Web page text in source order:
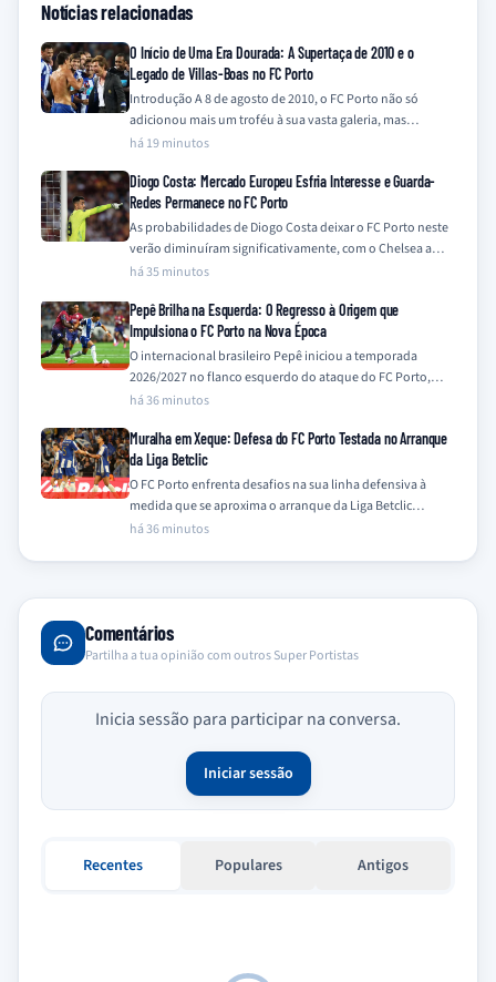
Notícias relacionadas
O Início de Uma Era Dourada: A Supertaça de 2010 e o
Legado de Villas-Boas no FC Porto
Introdução A 8 de agosto de 2010, o FC Porto não só
adicionou mais um troféu à sua vasta galeria, mas
também…
há 19 minutos
Diogo Costa: Mercado Europeu Esfria Interesse e Guarda-
Redes Permanece no FC Porto
As probabilidades de Diogo Costa deixar o FC Porto neste
verão diminuíram significativamente, com o Chelsea a
descartar o interesse e outros…
há 35 minutos
Pepê Brilha na Esquerda: O Regresso à Origem que
Impulsiona o FC Porto na Nova Época
O internacional brasileiro Pepê iniciou a temporada
2026/2027 no flanco esquerdo do ataque do FC Porto,
uma posição onde demonstra particular à-vontade,…
há 36 minutos
Muralha em Xeque: Defesa do FC Porto Testada no Arranque
da Liga Betclic
O FC Porto enfrenta desafios na sua linha defensiva à
medida que se aproxima o arranque da Liga Betclic
2026/2027, com a…
há 36 minutos
Comentários
Partilha a tua opinião com outros Super Portistas
Inicia sessão para participar na conversa.
Iniciar sessão
Recentes Populares Antigos